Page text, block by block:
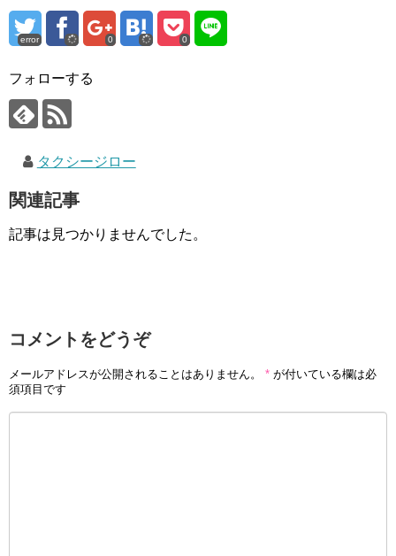
error 0 0
フォローする
タクシージロー
関連記事
記事は見つかりませんでした。
コメントをどうぞ
メールアドレスが公開されることはありません。 * が付いている欄は必
須項目です